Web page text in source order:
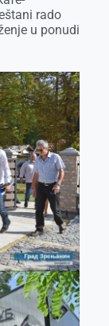
rado
u ponudi